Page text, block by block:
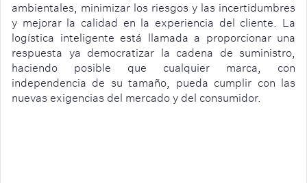
ambientales, minimizar los riesgos y las incertidumbres
y mejorar la calidad en la experiencia del cliente. La
logística inteligente está llamada a proporcionar una
respuesta ya democratizar la cadena de suministro,
haciendo posible que cualquier marca, con
independencia de su tamaño, pueda cumplir con las
nuevas exigencias del mercado y del consumidor.